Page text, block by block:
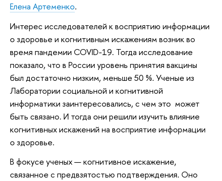
Елена Артеменко.
Интерес исследователей к восприятию информации
о здоровье и когнитивным искажениям возник во
время пандемии COVID-19. Тогда исследование
показало, что в России уровень принятия вакцины
был достаточно низким, меньше 50 %. Ученые из
Лаборатории социальной и когнитивной
информатики заинтересовались, с чем это может
быть связано. И тогда они решили изучить влияние
когнитивных искажений на восприятие информации
о здоровье.
В фокусе ученых — когнитивное искажение,
связанное с предвзятостью подтверждения. Оно